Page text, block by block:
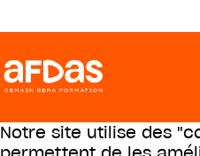
Notre site utilise des